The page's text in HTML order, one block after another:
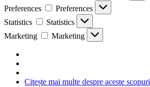
Preferences
Preferences
Statistics
Statistics
Marketing
Marketing
Citește mai multe despre aceste scopuri